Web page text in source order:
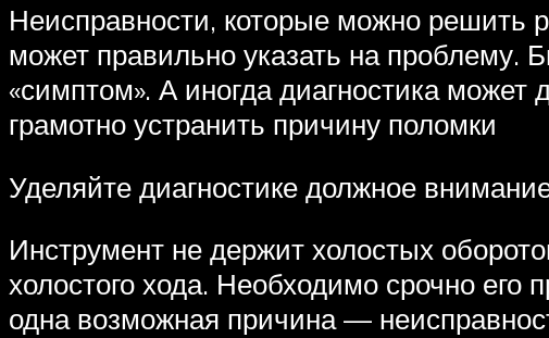
Неисправности, которые можно решить
может правильно указать на проблему.
«симптом». А иногда диагностика
грамотно устранить причину поломки
Уделяйте диагностике должное
Инструмент не держит холостых
холостого хода. Необходимо срочно
одна возможная причина —